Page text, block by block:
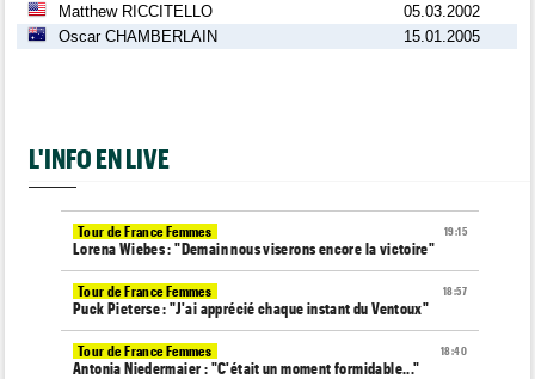
Matthew RICCITELLO
05.03.2002
Oscar CHAMBERLAIN
15.01.2005
L'INFO EN LIVE
19:15
Tour de France Femmes
Lorena Wiebes : "Demain nous viserons encore la victoire"
18:57
Tour de France Femmes
Puck Pieterse : "J'ai apprécié chaque instant du Ventoux"
18:40
Tour de France Femmes
Antonia Niedermaier : "C'était un moment formidable..."